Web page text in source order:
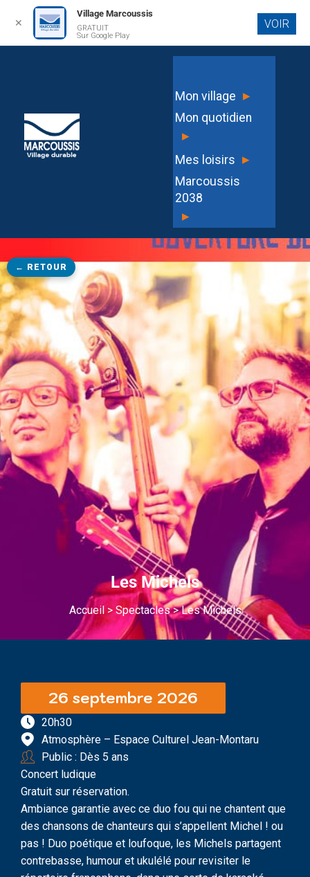
contenu
Mon village ▸
Mon quotidien
▸
Mes loisirs ▸
Marcoussis
2038
▸
← RETOUR
Les Michels
Accueil>Spectacles>Les Michels
26 septembre 2026
20h30
Atmosphère – Espace Culturel Jean-Montaru
Public : Dès 5 ans
Concert ludique
Gratuit sur réservation.
Ambiance garantie avec ce duo fou qui ne chantent que
des chansons de chanteurs qui s’appellent Michel ! ou
pas ! Duo poétique et loufoque, les Michels partagent
contrebasse, humour et ukulélé pour revisiter le
✕
Village Marcoussis
GRATUIT
Sur Google Play
VOIR